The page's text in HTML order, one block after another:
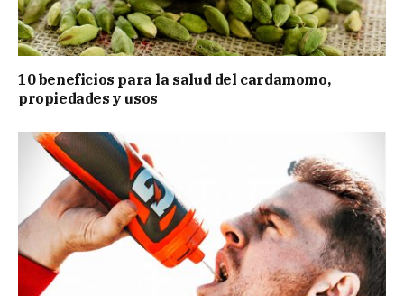
10 beneficios para la salud del cardamomo,
propiedades y usos